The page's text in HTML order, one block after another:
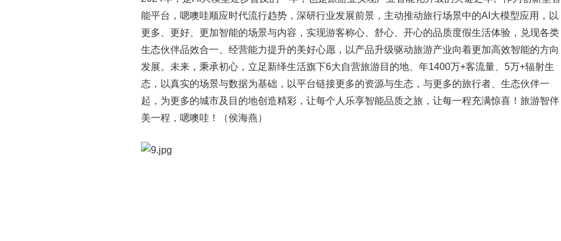
能平台，嗯噢哇顺应时代流行趋势，深研行业发展前景，主动推动旅行场景中的AI大模型应用，以
更多、更好、更加智能的场景与内容，实现游客称心、舒心、开心的品质度假生活体验，兑现各类
生态伙伴品效合一、经营能力提升的美好心愿，以产品升级驱动旅游产业向着更加高效智能的方向
发展。未来，秉承初心，立足新绎生活旗下6大自营旅游目的地、年1400万+客流量、5万+辐射生
态，以真实的场景与数据为基础，以平台链接更多的资源与生态，与更多的旅行者、生态伙伴一
起，为更多的城市及目的地创造精彩，让每个人乐享智能品质之旅，让每一程充满惊喜！旅游智伴
美一程，嗯噢哇！（侯海燕）